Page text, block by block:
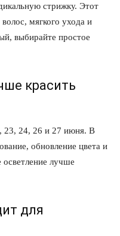
стрижку. Этот
мягкого ухода и
выбирайте простое
красить
23, 24, 26 и 27 июня. В
обновление цвета и
лучше
для